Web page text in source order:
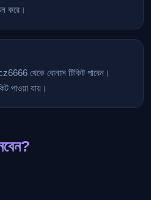
করে।
থেকে বোনাস টিকিট পাবেন।
পাওয়া যায়।